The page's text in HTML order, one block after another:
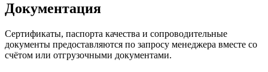
Документация
Сертификаты, паспорта качества и сопроводительные
документы предоставляются по запросу менеджера вместе со
счётом или отгрузочными документами.